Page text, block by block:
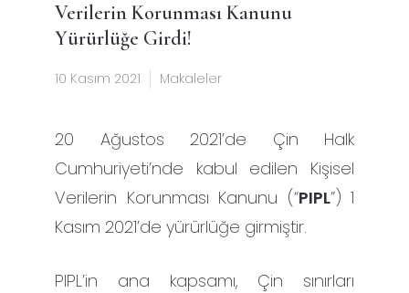
Verilerin Korunması Kanunu
Yürürlüğe Girdi!
10 Kasım 2021 Makaleler
20 Ağustos 2021’de Çin Halk
Cumhuriyeti’nde kabul edilen Kişisel
Verilerin Korunması Kanunu (“PIPL”) 1
Kasım 2021’de yürürlüğe girmiştir.
PIPL’in ana kapsamı, Çin sınırları